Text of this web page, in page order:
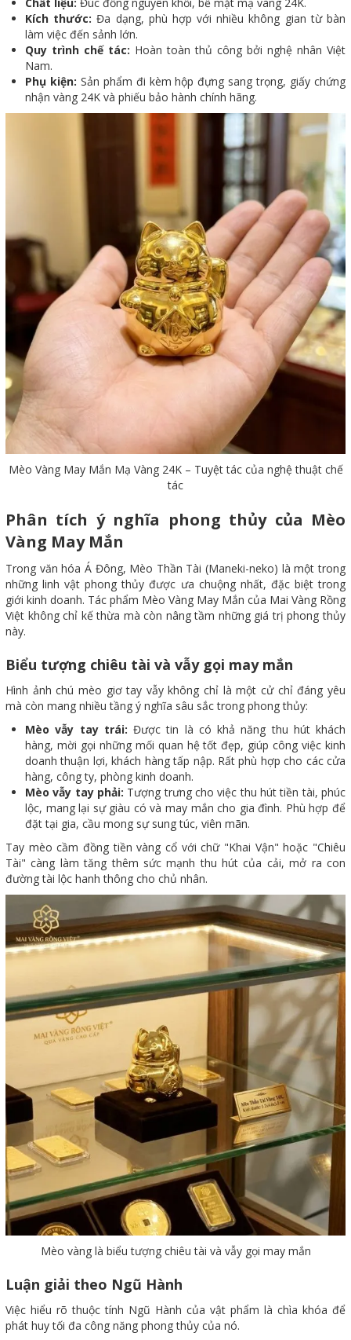
Kích thước: Đa dạng, phù hợp với nhiều không gian từ bàn
làm việc đến sảnh lớn.
Quy trình chế tác: Hoàn toàn thủ công bởi nghệ nhân Việt
Nam.
Phụ kiện: Sản phẩm đi kèm hộp đựng sang trọng, giấy chứng
nhận vàng 24K và phiếu bảo hành chính hãng.
Mèo Vàng May Mắn Mạ Vàng 24K – Tuyệt tác của nghệ thuật chế
tác
Phân tích ý nghĩa phong thủy của Mèo
Vàng May Mắn
Trong văn hóa Á Đông, Mèo Thần Tài (Maneki-neko) là một trong
những linh vật phong thủy được ưa chuộng nhất, đặc biệt trong
giới kinh doanh. Tác phẩm Mèo Vàng May Mắn của Mai Vàng Rồng
Việt không chỉ kế thừa mà còn nâng tầm những giá trị phong thủy
này.
Biểu tượng chiêu tài và vẫy gọi may mắn
Hình ảnh chú mèo giơ tay vẫy không chỉ là một cử chỉ đáng yêu
mà còn mang nhiều tầng ý nghĩa sâu sắc trong phong thủy:
Mèo vẫy tay trái: Được tin là có khả năng thu hút khách
hàng, mời gọi những mối quan hệ tốt đẹp, giúp công việc kinh
doanh thuận lợi, khách hàng tấp nập. Rất phù hợp cho các cửa
hàng, công ty, phòng kinh doanh.
Mèo vẫy tay phải: Tượng trưng cho việc thu hút tiền tài, phúc
lộc, mang lại sự giàu có và may mắn cho gia đình. Phù hợp để
đặt tại gia, cầu mong sự sung túc, viên mãn.
Tay mèo cầm đồng tiền vàng cổ với chữ "Khai Vận" hoặc "Chiêu
Tài" càng làm tăng thêm sức mạnh thu hút của cải, mở ra con
đường tài lộc hanh thông cho chủ nhân.
Mèo vàng là biểu tượng chiêu tài và vẫy gọi may mắn
Luận giải theo Ngũ Hành
Việc hiểu rõ thuộc tính Ngũ Hành của vật phẩm là chìa khóa để
phát huy tối đa công năng phong thủy của nó.